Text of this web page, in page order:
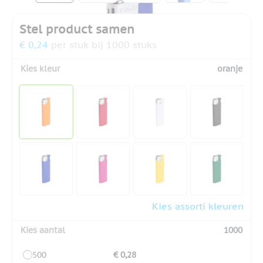
Stel product samen
€ 0,24 per stuk bij 1000 stuks
Kies kleur oranje
Kies assorti kleuren
Kies aantal 1000
500 € 0,28